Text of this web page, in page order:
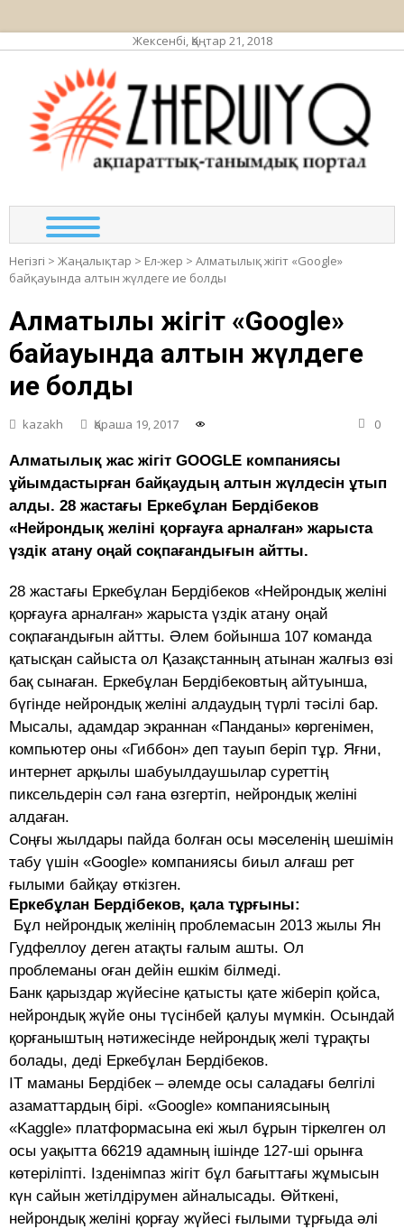
Жексенбі, Қаңтар 21, 2018
Негізгі > Жаңалықтар > Ел-жер > Алматылық жігіт «Google»
байқауында алтын жүлдеге ие болды
Алматылық жігіт «Google»
байқауында алтын жүлдеге
ие болды
kazakh Қараша 19, 2017 0
Алматылық жас жігіт GOOGLE компаниясы
ұйымдастырған байқаудың алтын жүлдесін ұтып
алды. 28 жастағы Еркебұлан Бердібеков
«Нейрондық желіні қорғауға арналған» жарыста
үздік атану оңай соқпағандығын айтты.
28 жастағы Еркебұлан Бердібеков «Нейрондық желіні
қорғауға арналған» жарыста үздік атану оңай
соқпағандығын айтты. Әлем бойынша 107 команда
қатысқан сайыста ол Қазақстанның атынан жалғыз өзі
бақ сынаған. Еркебұлан Бердібековтың айтуынша,
бүгінде нейрондық желіні алдаудың түрлі тәсілі бар.
Мысалы, адамдар экраннан «Панданы» көргенімен,
компьютер оны «Гиббон» деп тауып беріп тұр. Яғни,
интернет арқылы шабуылдаушылар суреттің
пиксельдерін сәл ғана өзгертіп, нейрондық желіні
алдаған.
Соңғы жылдары пайда болған осы мәселенің шешімін
табу үшін «Google» компаниясы биыл алғаш рет
ғылыми байқау өткізген.
Еркебұлан Бердібеков, қала тұрғыны:
Бұл нейрондық желінің проблемасын 2013 жылы Ян
Гудфеллоу деген атақты ғалым ашты. Ол
проблеманы оған дейін ешкім білмеді.
Банк қарыздар жүйесіне қатысты қате жіберіп қойса,
нейрондық жүйе оны түсінбей қалуы мүмкін. Осындай
қорғаныштың нәтижесінде нейрондық желі тұрақты
болады, деді Еркебұлан Бердібеков.
IT маманы Бердібек – әлемде осы саладағы белгілі
азаматтардың бірі. «Google» компаниясының
«Kaggle» платформасына екі жыл бұрын тіркелген ол
осы уақытта 66219 адамның ішінде 127-ші орынға
көтеріліпті. Ізденімпаз жігіт бұл бағыттағы жұмысын
күн сайын жетілдірумен айналысады. Өйткені,
нейрондық желіні қорғау жүйесі ғылыми тұрғыда әлі